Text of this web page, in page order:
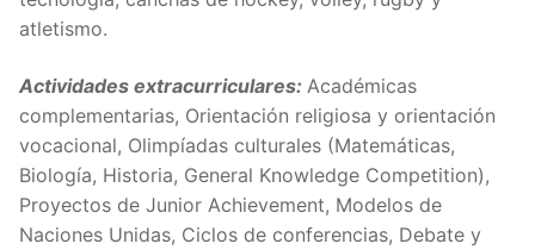
atletismo.
Actividades extracurriculares: Académicas
complementarias, Orientación religiosa y orientación
vocacional, Olimpíadas culturales (Matemáticas,
Biología, Historia, General Knowledge Competition),
Proyectos de Junior Achievement, Modelos de
Naciones Unidas, Ciclos de conferencias, Debate y